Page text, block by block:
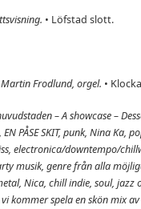
• Löfstad slott.
Martin Frodlund, orgel. •
– A showcase –
EN PÅSE SKIT, punk, Nina Ka,
electronica/downtempo/
musik, genre från alla
Nica, chill indie, soul, jazz
kommer spela en skön mix